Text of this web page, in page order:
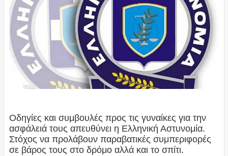
Οδηγίες και συμβουλές προς τις γυναίκες για την
ασφάλειά τους απευθύνει η Ελληνική Αστυνομία.
Στόχος να προλάβουν παραβατικές συμπεριφορές
σε βάρος τους στο δρόμο αλλά και το σπίτι.